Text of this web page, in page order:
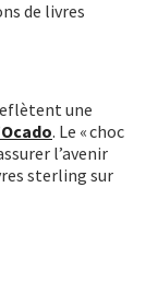
de livres
une
Ocado. Le « choc
l’avenir
sterling sur